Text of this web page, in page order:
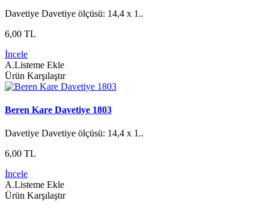
Davetiye Davetiye ölçüsü: 14,4 x 1..
6,00 TL
İncele
A.Listeme Ekle
Ürün Karşılaştır
Beren Kare Davetiye 1803
Davetiye Davetiye ölçüsü: 14,4 x 1..
6,00 TL
İncele
A.Listeme Ekle
Ürün Karşılaştır